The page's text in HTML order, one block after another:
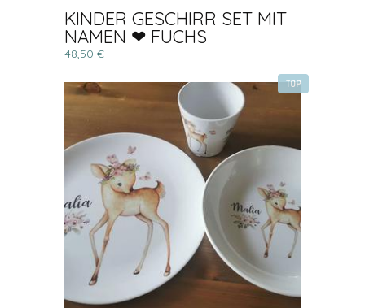
KINDER GESCHIRR SET MIT
NAMEN ❤ FUCHS
48,50 €
TOP